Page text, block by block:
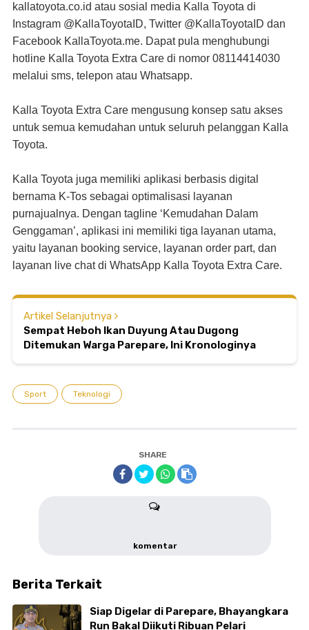
kallatoyota.co.id atau sosial media Kalla Toyota di
Instagram @KallaToyotaID, Twitter @KallaToyotaID dan
Facebook KallaToyota.me. Dapat pula menghubungi
hotline Kalla Toyota Extra Care di nomor 08114414030
melalui sms, telepon atau Whatsapp.
Kalla Toyota Extra Care mengusung konsep satu akses
untuk semua kemudahan untuk seluruh pelanggan Kalla
Toyota.
Kalla Toyota juga memiliki aplikasi berbasis digital
bernama K-Tos sebagai optimalisasi layanan
purnajualnya. Dengan tagline ‘Kemudahan Dalam
Genggaman’, aplikasi ini memiliki tiga layanan utama,
yaitu layanan booking service, layanan order part, dan
layanan live chat di WhatsApp Kalla Toyota Extra Care.
Artikel Selanjutnya
Sempat Heboh Ikan Duyung Atau Dugong
Ditemukan Warga Parepare, Ini Kronologinya
Sport Teknologi
SHARE
komentar
Berita Terkait
Siap Digelar di Parepare, Bhayangkara
Run Bakal Diikuti Ribuan Pelari